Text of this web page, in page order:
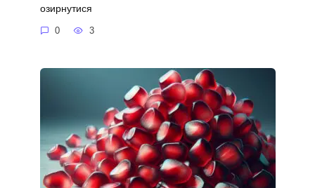
озирнутися
0 3